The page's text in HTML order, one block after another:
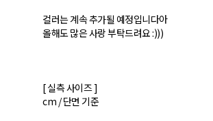
컬러는 계속 추가될 예정입니다아
올해도 많은 사랑 부탁드려요 :)))
[ 실측 사이즈 ]
cm / 단면 기준